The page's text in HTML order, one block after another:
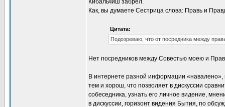
Кибальчиш забрёл.
Как, вы думаете Сестрица слова: Правь и
Цитата:
Подозреваю, что от посредника между
Нет посредников между Совестью моею и
В интернете разной информации «навалено»,
тем и хорош, что позволяет в дискуссии
собеседника, узнать его личное видение,
в дискуссии, горизонт видения Бытия, по